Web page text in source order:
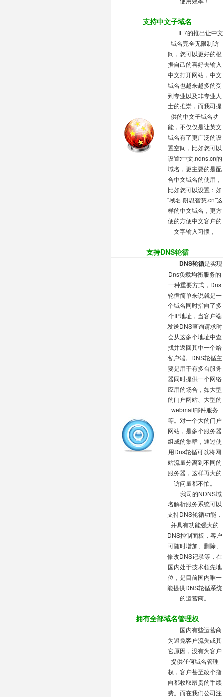
支持中文子域名
IE7的推出让中文
域名完全无限制访
问，您可以更好的根
据自己的喜好去输入
中文打开网站，中文
域名也越来越多的受
到专业以及非专业人
士的推崇，而我司提
供的中文子域名功
能，不仅仅是让英文
域名有了更广泛的设
置空间，比如您可以
设置:中文.ndns.cn的
域名，更主要的是配
合中文域名的使用，
比如您可以设置：如
"域名.耐思智慧.cn"这
样的中文域名，更方
便的方便中文客户的
文字输入习惯，
支持DNS轮循
DNS轮循是实现
Dns负载均衡服务的
一种重要方式，Dns
轮循简单来说就是一
个域名同时指向了多
个IP地址，当客户端
发送DNS查询请求时
会从这多个地址中查
找并返回其中一个给
客户端。DNS轮循主
要是用于有多台服务
器同时提供一个网络
应用的场合，如大型
的门户网站、大型的
webmail邮件服务
等。对一个大的门户
网站，是多个服务器
组成的集群，通过使
用Dns轮循可以将网
站流量分离到不同的
服务器，这样再大的
访问量都不怕。
我司的NDNS域
名解析服务系统可以
支持DNS轮循功能，
并具有功能强大的
DNS控制面板 ，客户
可随时增加、删除、
修改DNS记录等，在
国内处于技术领先地
位，是目前国内唯一
能提供DNS轮循系统
的运营商。
拥有全部域名管理权
国内有些运营商
为避免客户流失或其
它原因，没有为客户
提供任何域名管理
权，客户甚至改个指
向都收取昂贵的手续
费。而在我们公司注